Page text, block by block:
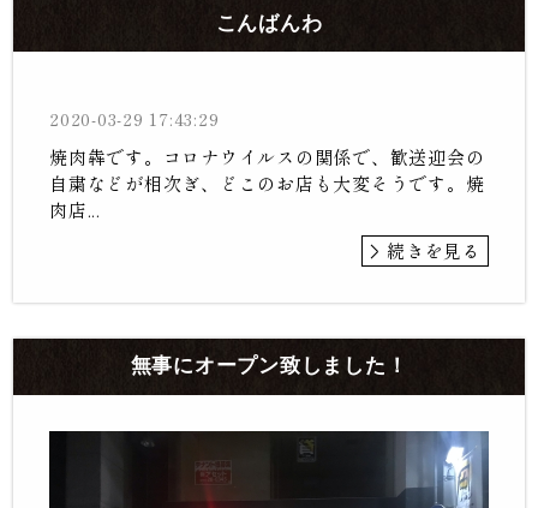
こんばんわ
2020-03-29 17:43:29
焼肉犇です。コロナウイルスの関係で、歓送迎会の
自粛などが相次ぎ、どこのお店も大変そうです。焼
肉店...
続きを見る
無事にオープン致しました！